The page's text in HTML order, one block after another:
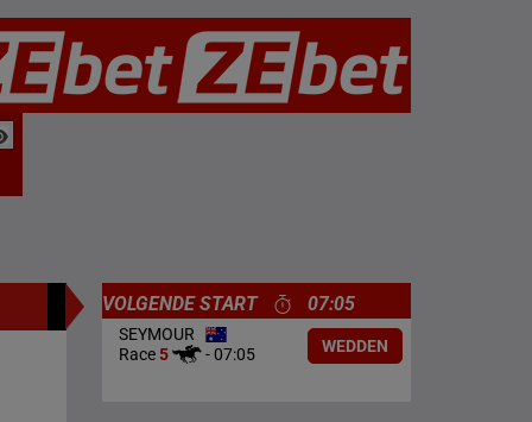
VOLGENDE START 07:05
SEYMOUR
Race5 -07:05 WEDDEN